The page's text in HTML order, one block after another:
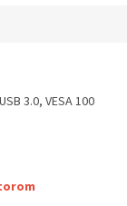
3.0, VESA 100